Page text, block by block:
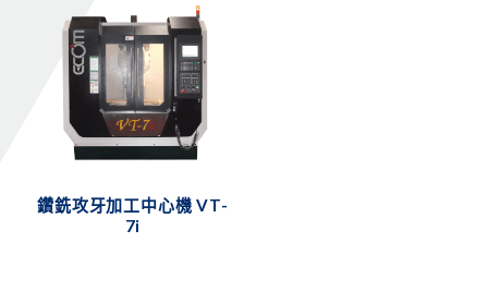
鑽銑攻牙加工中心機 VT-
7i